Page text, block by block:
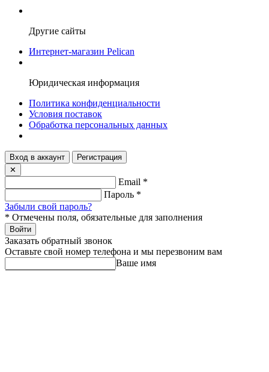
Другие сайты
Интернет-магазин Pelican
Юридическая информация
Политика конфиденциальности
Условия поставок
Обработка персональных данных
Вход в аккаунт
Регистрация
✕
Email *
Пароль *
Забыли свой пароль?
* Отмечены поля, обязательные для заполнения
Войти
Заказать обратный звонок
Оставьте свой номер телефона и мы перезвоним вам
Ваше имя